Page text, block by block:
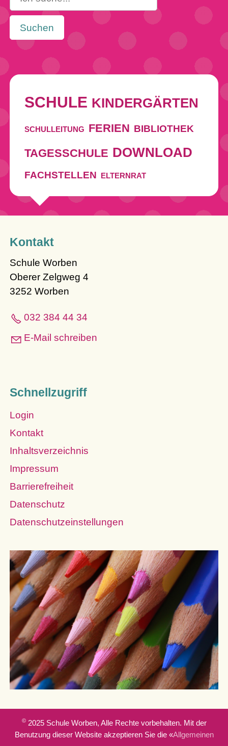
Suchen
SCHULE KINDERGÄRTEN
SCHULLEITUNG FERIEN BIBLIOTHEK
TAGESSCHULE DOWNLOAD
FACHSTELLEN ELTERNRAT
Kontakt
Schule Worben
Oberer Zelgweg 4
3252 Worben
032 384 44 34
E-Mail schreiben
Schnellzugriff
Login
Kontakt
Inhaltsverzeichnis
Impressum
Barrierefreiheit
Datenschutz
Datenschutzeinstellungen
©2025 Schule Worben, Alle Rechte vorbehalten. Mit der
Benutzung dieser Website akzeptieren Sie die «Allgemeinen